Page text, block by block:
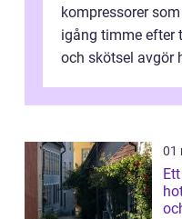
kompressorer
igång timme efter
och skötsel avgör
01
hotell nyckeln